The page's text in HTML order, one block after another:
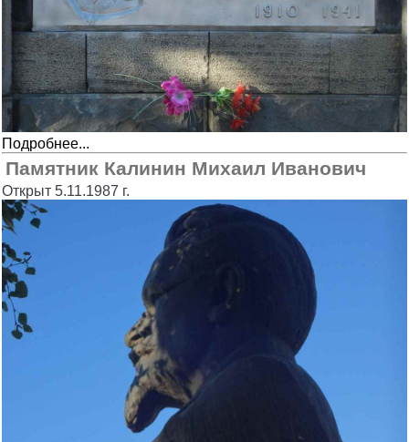
Подробнее...
Памятник Калинин Михаил Иванович
Открыт 5.11.1987 г.